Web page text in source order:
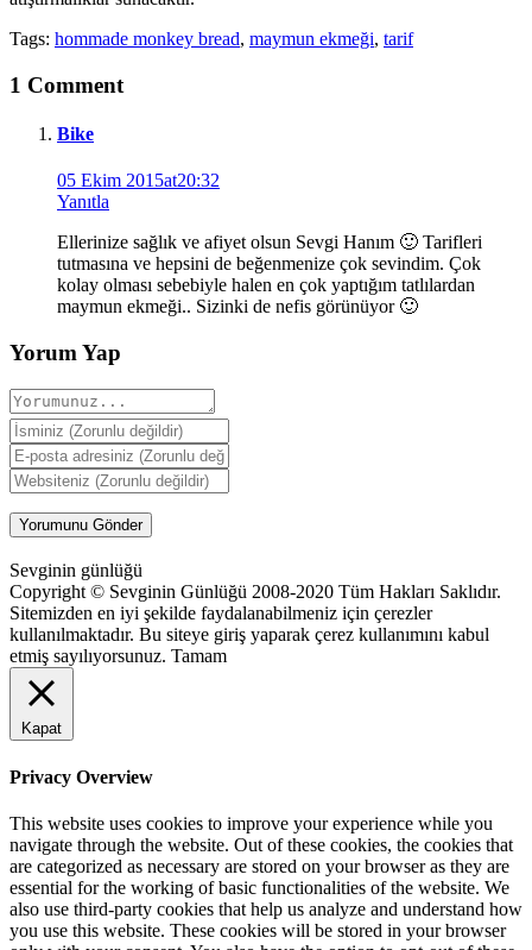
Tags: hommade monkey bread, maymun ekmeği, tarif
1 Comment
Bike
05 Ekim 2015at20:32
Yanıtla
Ellerinize sağlık ve afiyet olsun Sevgi Hanım 🙂 Tarifleri
tutmasına ve hepsini de beğenmenize çok sevindim. Çok
kolay olması sebebiyle halen en çok yaptığım tatlılardan
maymun ekmeği.. Sizinki de nefis görünüyor 🙂
Yorum Yap
Sevginin günlüğü
Copyright © Sevginin Günlüğü 2008-2020 Tüm Hakları Saklıdır.
Sitemizden en iyi şekilde faydalanabilmeniz için çerezler
kullanılmaktadır. Bu siteye giriş yaparak çerez kullanımını kabul
etmiş sayılıyorsunuz. Tamam
Kapat
Privacy Overview
This website uses cookies to improve your experience while you
navigate through the website. Out of these cookies, the cookies that
are categorized as necessary are stored on your browser as they are
essential for the working of basic functionalities of the website. We
also use third-party cookies that help us analyze and understand how
you use this website. These cookies will be stored in your browser